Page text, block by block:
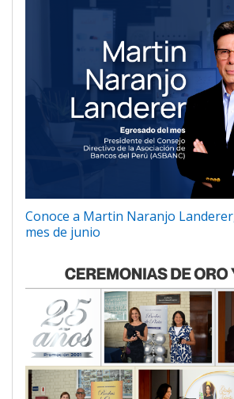
Conoce a Martin Naranjo
mes de junio